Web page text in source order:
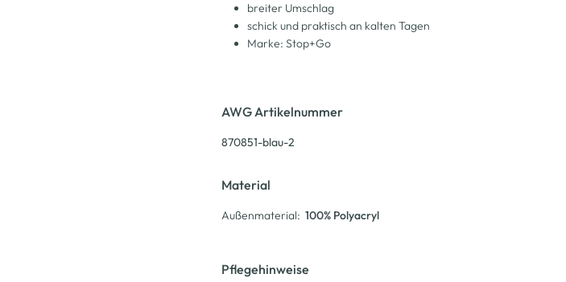
breiter Umschlag
schick und praktisch an kalten Tagen
Marke: Stop+Go
AWG Artikelnummer
870851-blau-2
Material
Außenmaterial: 100% Polyacryl
Pflegehinweise